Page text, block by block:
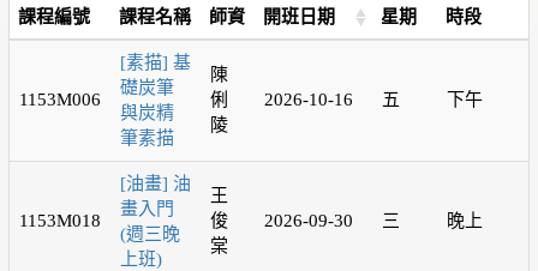
課程編號 課程名稱 師資 開班日期 星期 時段
1153M006
[素描] 基
礎炭筆
與炭精
筆素描
陳
俐
陵
2026-10-16 五 下午
1153M018
[油畫] 油
畫入門
(週三晚
上班)
王
俊
棠
2026-09-30 三 晚上